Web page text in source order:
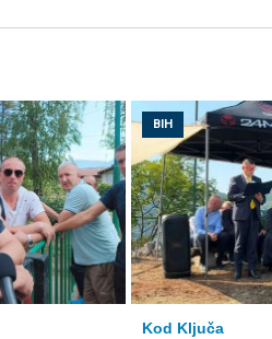
BIH
Kod Ključa